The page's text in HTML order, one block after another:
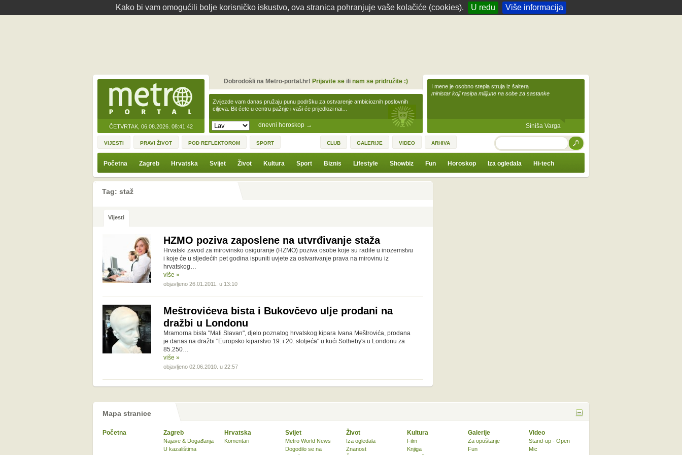
Kako bi vam omogućili bolje korisničko iskustvo, ova stranica pohranjuje vaše kolačiće (cookies). U redu Više informacija
ČETVRTAK, 06.08.2026. 08:41:42 dnevni horoskop →
Zvijezde vam danas pružaju punu podršku za ostvarenje ambicioznih poslovnih
ciljeva. Bit ćete u centru pažnje i vaši će prijedlozi nai…
Dobrodošli na Metro-portal.hr! Prijavite seili nam se pridružite :)
I mene je osobno stepla struja iz šaltera
ministar koji rasipa milijune na sobe za sastanke
Siniša Varga
VIJESTI PRAVI ŽIVOT POD REFLEKTOROM SPORT CLUB GALERIJE VIDEO ARHIVA TRAŽI
Početna Zagreb Hrvatska Svijet Život Kultura Sport Biznis Lifestyle Showbiz Fun Horoskop Iza ogledala Hi-tech
Tag: staž
Vijesti
HZMO poziva zaposlene na utvrđivanje staža
Hrvatski zavod za mirovinsko osiguranje (HZMO) poziva osobe koje su radile u inozemstvu
i koje će u sljedećih pet godina ispuniti uvjete za ostvarivanje prava na mirovinu iz
hrvatskog…
više »
objavljeno 26.01.2011. u 13:10
Meštrovićeva bista i Bukovčevo ulje prodani na
dražbi u Londonu
Mramorna bista "Mali Slavan", djelo poznatog hrvatskog kipara Ivana Meštrovića, prodana
je danas na dražbi "Europsko kiparstvo 19. i 20. stoljeća" u kući Sotheby's u Londonu za
85.250…
više »
objavljeno 02.06.2010. u 22:57
Mapa stranice
Početna Zagreb
Najave & Događanja
U kazalištima
Hrvatska
Komentari
Svijet
Metro World News
Dogodilo se na
Život
Iza ogledala
Znanost
Kultura
Film
Knjiga
Galerije
Za opuštanje
Fun
Video
Stand-up - Open
Mic